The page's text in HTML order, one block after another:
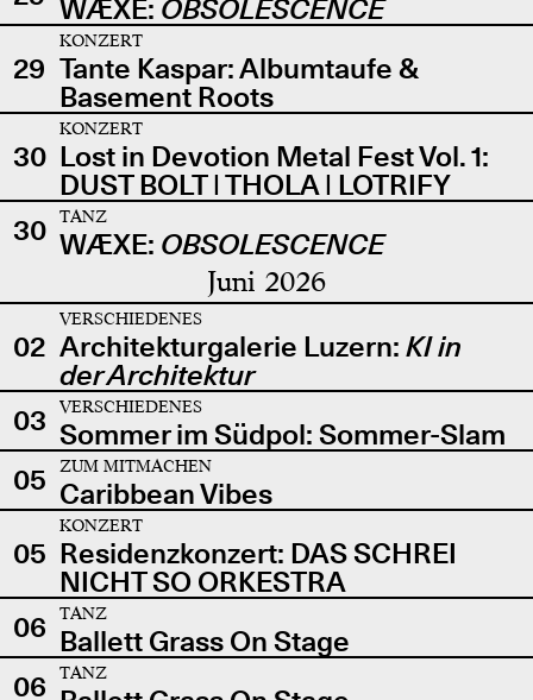
WÆXE: OBSOLESCENCE
29
KONZERT
Tante Kaspar: Albumtaufe &
Basement Roots
30
KONZERT
Lost in Devotion Metal Fest Vol. 1:
DUST BOLT | THOLA | LOTRIFY
30
TANZ
WÆXE: OBSOLESCENCE
Juni 2026
02
VERSCHIEDENES
Architekturgalerie Luzern: KI in
der Architektur
03
VERSCHIEDENES
Sommer im Südpol: Sommer-Slam
05
ZUM MITMACHEN
Caribbean Vibes
05
KONZERT
Residenzkonzert: DAS SCHREI
NICHT SO ORKESTRA
06
TANZ
Ballett Grass On Stage
06
TANZ